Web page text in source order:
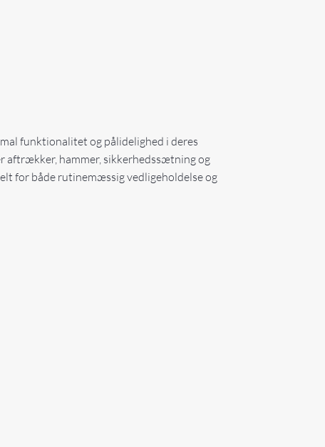
funktionalitet og pålidelighed i deres
aftrækker, hammer, sikkerhedssætning og
for både rutinemæssig vedligeholdelse og